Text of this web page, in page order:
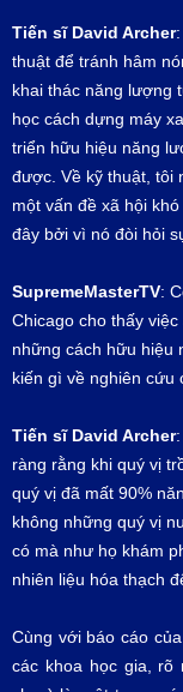
Tiến sĩ David Archer
thuật để tránh hâm
khai thác năng lượng
học cách dựng máy
triển hữu hiệu năng
được. Về kỹ thuật, tôi
một vấn đề xã hội
đây bởi vì nó đòi hỏi
SupremeMasterTV:
Chicago cho thấy
những cách hữu hiệu
kiến gì về nghiên cứu
Tiến sĩ David Archer
ràng rằng khi quý vị
quý vị đã mất 90%
không những quý vị
có mà như họ khám
nhiên liệu hóa thạch
Cùng với báo cáo
các khoa học gia, rõ